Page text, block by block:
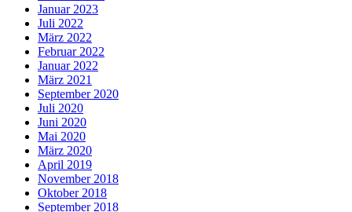
Januar 2023
Juli 2022
März 2022
Februar 2022
Januar 2022
März 2021
September 2020
Juli 2020
Juni 2020
Mai 2020
März 2020
April 2019
November 2018
Oktober 2018
September 2018